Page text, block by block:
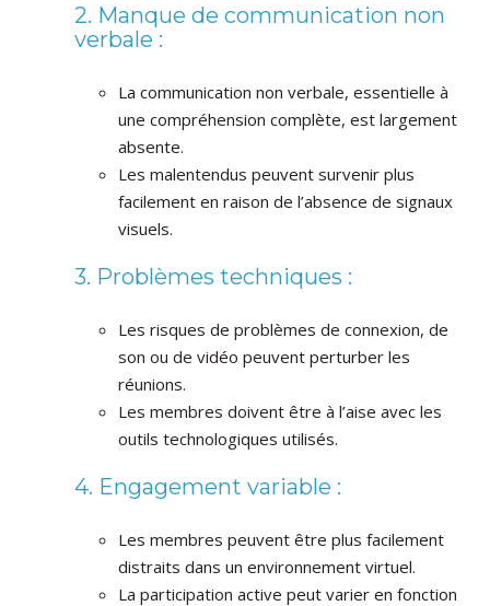
2. Manque de communication non
verbale :
La communication non verbale, essentielle à
une compréhension complète, est largement
absente.
Les malentendus peuvent survenir plus
facilement en raison de l’absence de signaux
visuels.
3. Problèmes techniques :
Les risques de problèmes de connexion, de
son ou de vidéo peuvent perturber les
réunions.
Les membres doivent être à l’aise avec les
outils technologiques utilisés.
4. Engagement variable :
Les membres peuvent être plus facilement
distraits dans un environnement virtuel.
La participation active peut varier en fonction